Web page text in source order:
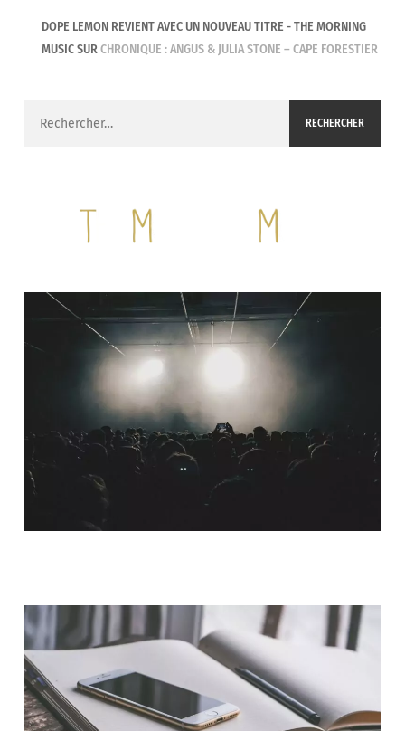
DOPE LEMON REVIENT AVEC UN NOUVEAU TITRE - THE MORNING
MUSICSURCHRONIQUE : ANGUS & JULIA STONE – CAPE FORESTIER